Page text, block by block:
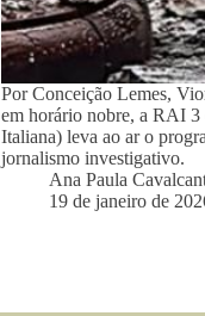
Por Conceição Lemes,
em horário nobre, a RAI
Italiana) leva ao ar o
jornalismo investigativo.
Ana Paula
19 de janeiro de